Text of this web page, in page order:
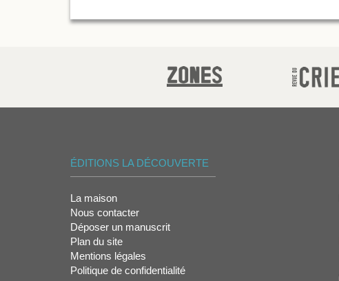
ÉDITIONS LA DÉCOUVERTE
La maison
Nous contacter
Déposer un manuscrit
Plan du site
Mentions légales
Politique de confidentialité